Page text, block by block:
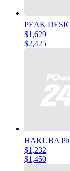
PEAK
$1,629
$2,425
HAKUBA
$1,232
$1,450